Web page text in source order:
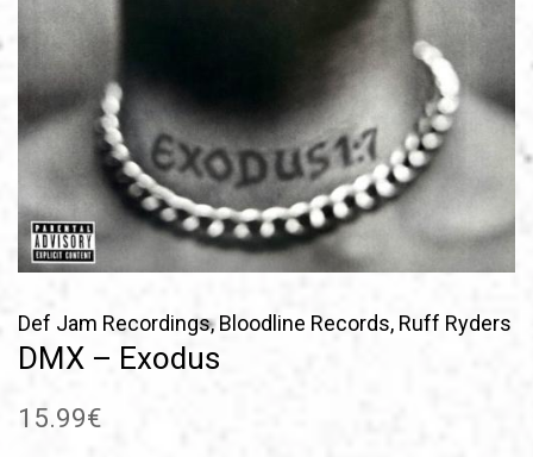
Def Jam Recordings, Bloodline Records, Ruff Ryders
DMX – Exodus
Prix
15.99€